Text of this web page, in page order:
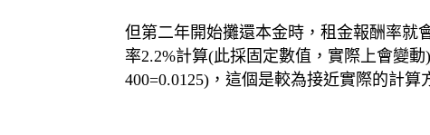
但第二年開始攤還本金時，租金報酬率就
率2.2%計算(此採固定數值，實際上會變
400=0.0125)，這個是較為接近實際的計算